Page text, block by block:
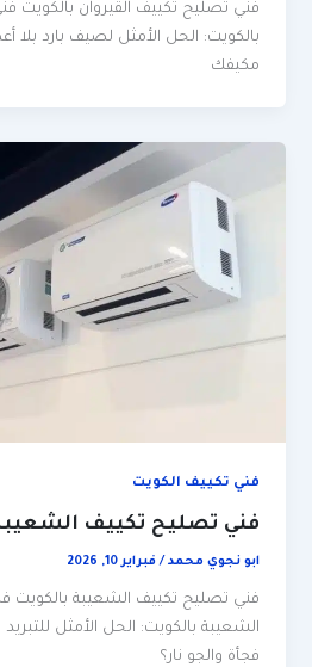
فني تصليح تكييف القيروان بالكويت
بالكويت: الحل الأمثل لصيف بارد
مكيفك
فني تكييف الكويت
فني تصليح تكييف
ابو نجوي محمد/فبراير 10, 2026
فني تصليح تكييف الشعيبة بالكويت
الشعيبة بالكويت: الحل الأمثل
فجأة والجو نار؟